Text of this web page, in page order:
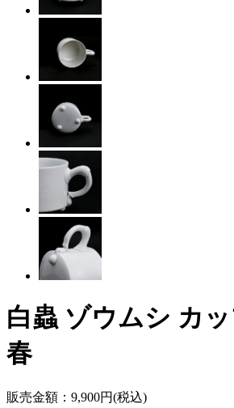
白蟲 ゾウムシ カ
春
販売金額： 9,900円(税込)